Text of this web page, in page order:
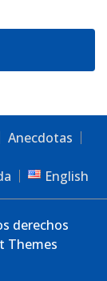
Anecdotas
English
derechos
Themes